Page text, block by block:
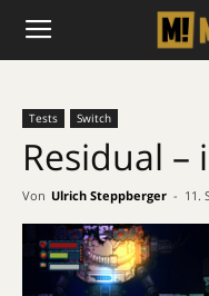
Tests Switch
Residual –
Von Ulrich Steppberger - 11.